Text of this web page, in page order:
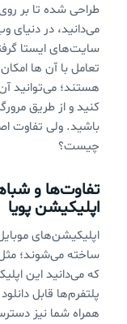
طراحی شده تا بر
می‌دانید، در دنیای
سایت‌های ایستا
تعامل با آن ها
هستند؛ می‌توانید
کنید و از طریق
باشید. ولی تفاوت
چیست؟
تفاوت‌ها و
اپلیکیشن پویا
اپلیکیشن‌های
که می‌دانید این
پلتفرم‌ها قابل
همراه شما نیز